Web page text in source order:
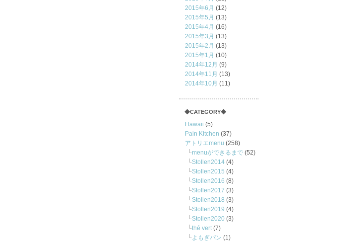
2015年6月 (12)
2015年5月 (13)
2015年4月 (16)
2015年3月 (13)
2015年2月 (13)
2015年1月 (10)
2014年12月 (9)
2014年11月 (13)
2014年10月 (11)
◆CATEGORY◆
Hawaii (5)
Pain Kitchen (37)
アトリエmenu (258)
menuができるまで (52)
Stollen2014 (4)
Stollen2015 (4)
Stollen2016 (8)
Stollen2017 (3)
Stollen2018 (3)
Stollen2019 (4)
Stollen2020 (3)
thé vert(7)
よもぎパン (1)